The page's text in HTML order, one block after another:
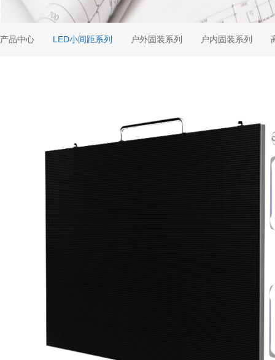
产品中心 LED小间距系列 户外固装系列 户内固装系列